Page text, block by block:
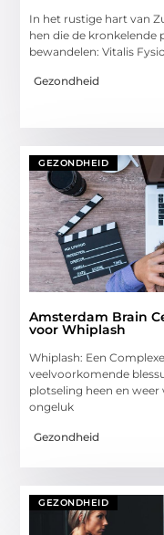
In het rustige hart van
hen die de kronkelende
bewandelen: Vitalis
Gezondheid
GEZONDHEID
Amsterdam Brain
voor Whiplash
Whiplash: Een
veelvoorkomende
plotseling heen en
ongeluk
Gezondheid
GEZONDHEID